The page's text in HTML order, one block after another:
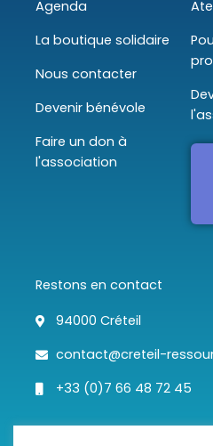
Agenda
La boutique solidaire
Nous contacter
Devenir bénévole
Faire un don à
l'association
Restons en contact
94000 Créteil
contact@creteil-
+33 (0)7 66 48 72 45
F T